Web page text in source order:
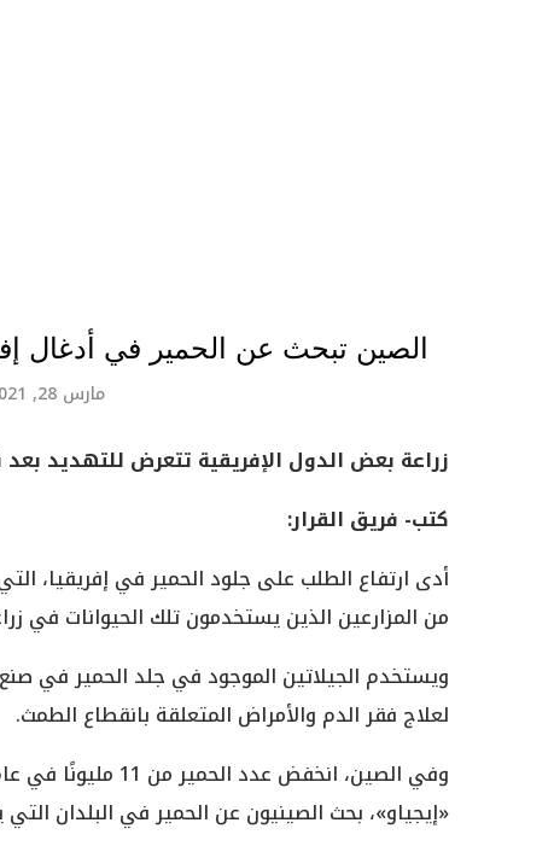
الصين تبحث عن الحمير في أدغال
مارس 28, 2021
زراعة بعض الدول الإفريقية تتعرض للتهديد
كتب- فريق القرار:
أدى ارتفاع الطلب على جلود الحمير في إفريقيا،
من المزارعين الذين يستخدمون تلك الحيوانات في
ويستخدم الجيلاتين الموجود في جلد الحمير في
لعلاج فقر الدم والأمراض المتعلقة بانقطاع الطمث.
«إيجياو»، بحث الصينيون عن الحمير في البلدان